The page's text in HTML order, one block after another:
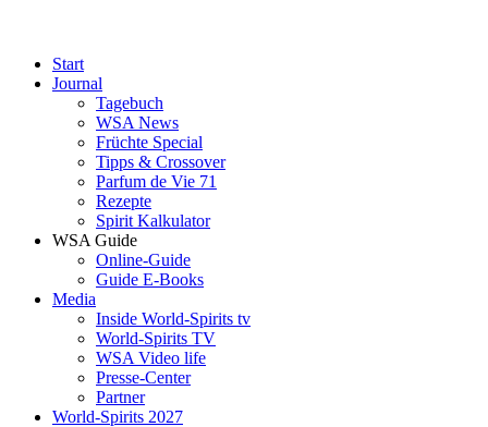
Start
Journal
Tagebuch
WSA News
Früchte Special
Tipps & Crossover
Parfum de Vie 71
Rezepte
Spirit Kalkulator
WSA Guide
Online-Guide
Guide E-Books
Media
Inside World-Spirits tv
World-Spirits TV
WSA Video life
Presse-Center
Partner
World-Spirits 2027